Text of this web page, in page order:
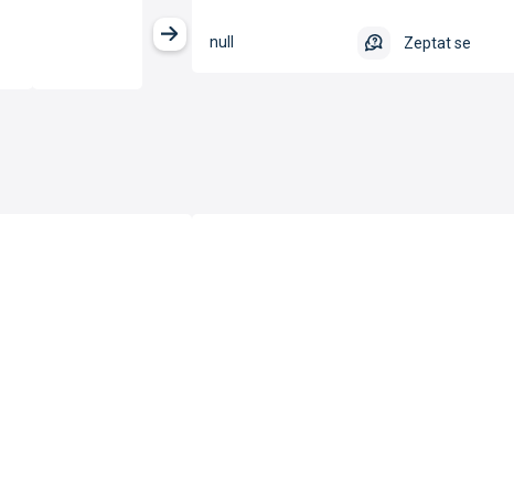
Zeptat se
null